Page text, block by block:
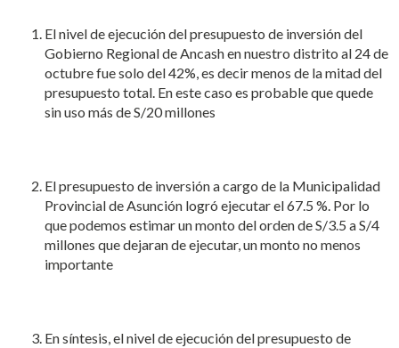
El nivel de ejecución del presupuesto de inversión del
Gobierno Regional de Ancash en nuestro distrito al 24 de
octubre fue solo del 42%, es decir menos de la mitad del
presupuesto total. En este caso es probable que quede
sin uso más de S/20 millones
El presupuesto de inversión a cargo de la Municipalidad
Provincial de Asunción logró ejecutar el 67.5 %. Por lo
que podemos estimar un monto del orden de S/3.5 a S/4
millones que dejaran de ejecutar, un monto no menos
importante
En síntesis, el nivel de ejecución del presupuesto de